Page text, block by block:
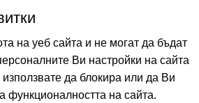
ХОТЕЛА
на уеб сайта и не могат да бъдат
Ви настройки на сайта
да блокира или да Ви
функционалността на сайта.